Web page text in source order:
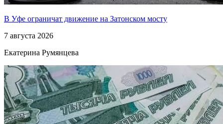
В Уфе ограничат движение на Затонском мосту
7 августа 2026
Екатерина Румянцева